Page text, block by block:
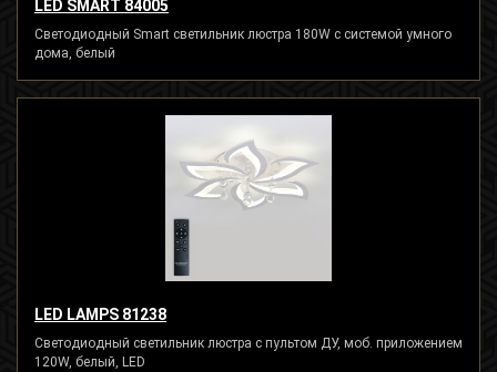
LED SMART 84005
Светодиодный Smart светильник люстра 180W с системой умного
дома, белый
LED LAMPS 81238
Светодиодный светильник люстра с пультом ДУ, моб. приложением
120W, белый, LED